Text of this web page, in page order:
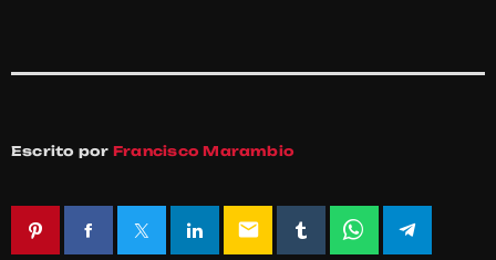
Escrito por Francisco Marambio
email